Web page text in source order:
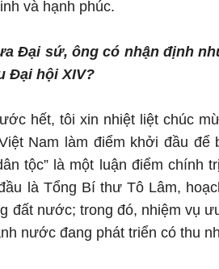
và hạnh phúc.
Đại sứ, ông có nhận định
Đại hội XIV?
hết, tôi xin nhiệt liệt chúc
Nam làm điểm khởi đầu để
tộc” là một luận điểm chính
là Tổng Bí thư Tô Lâm,
đất nước; trong đó, nhiệm vụ
nước đang phát triển có thu